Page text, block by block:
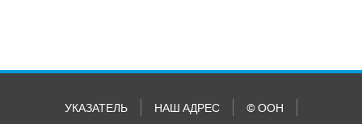
УКАЗАТЕЛЬ НАШ АДРЕС © ООН